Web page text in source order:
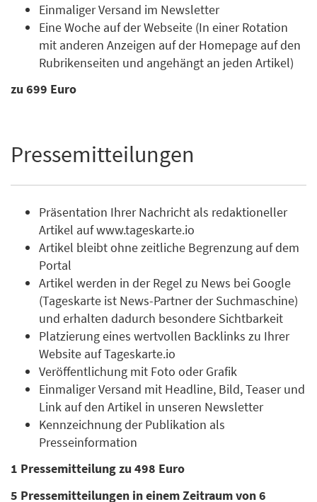
Einmaliger Versand im Newsletter
Eine Woche auf der Webseite (In einer Rotation
mit anderen Anzeigen auf der Homepage auf den
Rubrikenseiten und angehängt an jeden Artikel)
zu 699 Euro
Pressemitteilungen
Präsentation Ihrer Nachricht als redaktioneller
Artikel auf www.tageskarte.io
Artikel bleibt ohne zeitliche Begrenzung auf dem
Portal
Artikel werden in der Regel zu News bei Google
(Tageskarte ist News-Partner der Suchmaschine)
und erhalten dadurch besondere Sichtbarkeit
Platzierung eines wertvollen Backlinks zu Ihrer
Website auf Tageskarte.io
Veröffentlichung mit Foto oder Grafik
Einmaliger Versand mit Headline, Bild, Teaser und
Link auf den Artikel in unseren Newsletter
Kennzeichnung der Publikation als
Presseinformation
1 Pressemitteilung zu 498 Euro
5 Pressemitteilungen in einem Zeitraum von 6